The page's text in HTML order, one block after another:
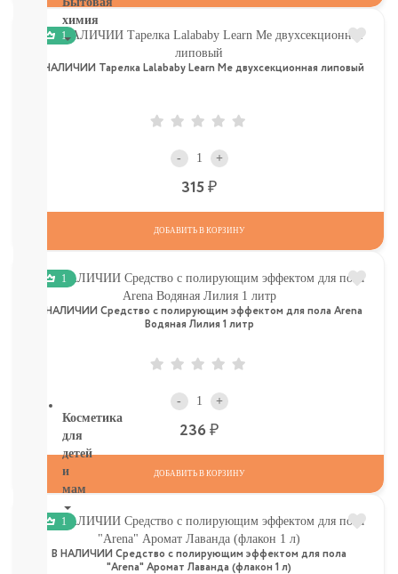
химия
Для
мыло
уборки
комнат,
освежители
Разное
Косметика
для
детей
и
мам
НОВИНКИ
Косметика
Глаза:
1
В НАЛИЧИИ Тарелка Lalababy Learn Me двухсекционная липовый
- +
315
ДОБАВИТЬ В КОРЗИНУ
1
В НАЛИЧИИ Средство с полирующим эффектом для пола Arena
Водяная Лилия 1 литр
- +
236
ДОБАВИТЬ В КОРЗИНУ
1
В НАЛИЧИИ Средство с полирующим эффектом для пола
"Arena" Аромат Лаванда (флакон 1 л)